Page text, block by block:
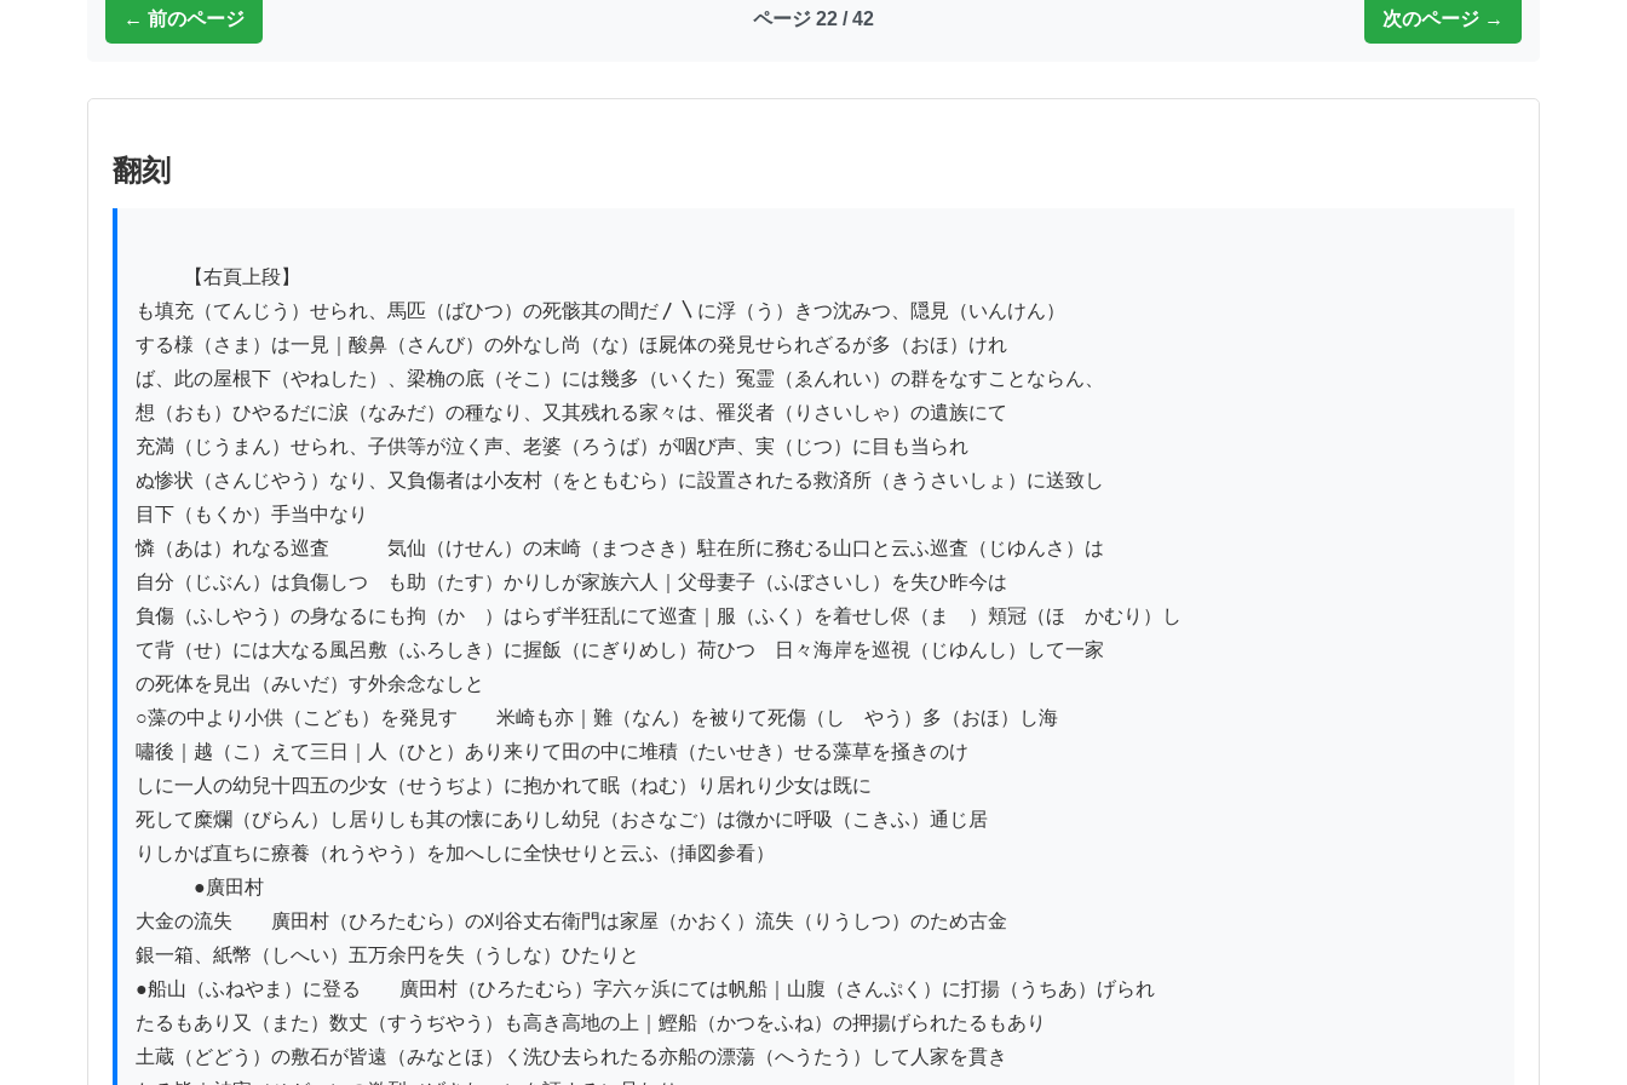
← 前のページ ページ 22 / 42 次のページ →
翻刻
も填充（てんじう）せられ、馬匹（ばひつ）の死骸其の間だ〳〵に浮（う）きつ沈みつ、隠見（いんけん）
する様（さま）は一見｜酸鼻（さんび）の外なし尚（な）ほ屍体の発見せられざるが多（おほ）けれ
ば、此の屋根下（やねした）、梁桷の底（そこ）には幾多（いくた）冤霊（ゑんれい）の群をなすことならん、
想（おも）ひやるだに涙（なみだ）の種なり、又其残れる家々は、罹災者（りさいしゃ）の遺族にて
充満（じうまん）せられ、子供等が泣く声、老婆（ろうば）が咽び声、実（じつ）に目も当られ
ぬ惨状（さんじやう）なり、又負傷者は小友村（をともむら）に設置されたる救済所（きうさいしょ）に送致し
目下（もくか）手当中なり
憐（あは）れなる巡査　　　気仙（けせん）の末崎（まつさき）駐在所に務むる山口と云ふ巡査（じゆんさ）は
自分（じぶん）は負傷しつゝも助（たす）かりしが家族六人｜父母妻子（ふぼさいし）を失ひ昨今は
負傷（ふしやう）の身なるにも拘（かゝ）はらず半狂乱にて巡査｜服（ふく）を着せし侭（まゝ）頬冠（ほゝかむり）し
て背（せ）には大なる風呂敷（ふろしき）に握飯（にぎりめし）荷ひつゝ日々海岸を巡視（じゆんし）して一家
の死体を見出（みいだ）す外余念なしと
○藻の中より小供（こども）を発見す　　米崎も亦｜難（なん）を被りて死傷（しゝやう）多（おほ）し海
嘯後｜越（こ）えて三日｜人（ひと）あり来りて田の中に堆積（たいせき）せる藻草を掻きのけ
しに一人の幼兒十四五の少女（せうぢよ）に抱かれて眠（ねむ）り居れり少女は既に
死して糜爛（びらん）し居りしも其の懐にありし幼兒（おさなご）は微かに呼吸（こきふ）通じ居
りしかば直ちに療養（れうやう）を加へしに全快せりと云ふ（挿図参看）
●廣田村
大金の流失　　廣田村（ひろたむら）の刈谷丈右衛門は家屋（かおく）流失（りうしつ）のため古金
銀一箱、紙幣（しへい）五万余円を失（うしな）ひたりと
●船山（ふねやま）に登る　　廣田村（ひろたむら）字六ヶ浜にては帆船｜山腹（さんぷく）に打揚（うちあ）げられ
たるもあり又（また）数丈（すうぢやう）も高き高地の上｜鰹船（かつをふね）の押揚げられたるもあり
土蔵（どどう）の敷石が皆遠（みなとほ）く洗ひ去られたる亦船の漂蕩（へうたう）して人家を貫き